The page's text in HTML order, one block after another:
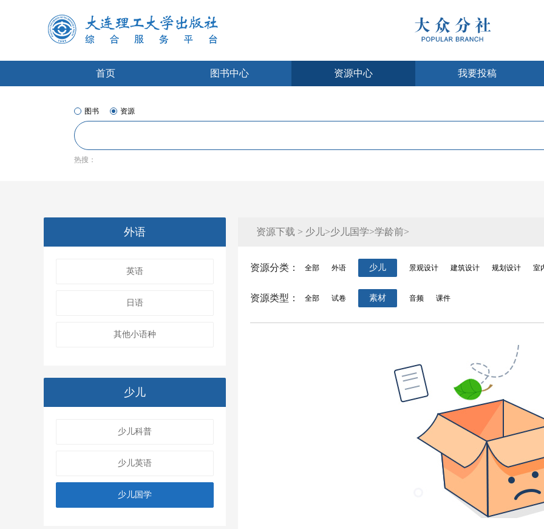
首页 图书中心 资源中心 我要投稿
图书 资源
热搜：
外语
英语
日语
其他小语种
少儿
少儿科普
少儿英语
少儿国学
资源下载 > 少儿>少儿国学>学龄前>
资源分类： 全部 外语 少儿 景观设计 建筑设计 规划设计 室
资源类型： 全部 试卷 素材 音频 课件